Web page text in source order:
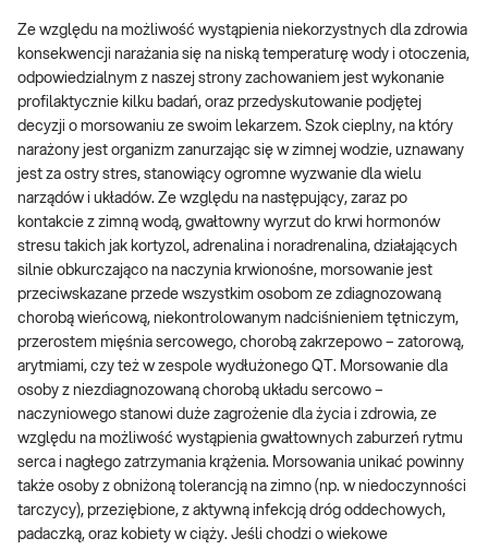
Ze względu na możliwość wystąpienia niekorzystnych dla zdrowia
konsekwencji narażania się na niską temperaturę wody i otoczenia,
odpowiedzialnym z naszej strony zachowaniem jest wykonanie
profilaktycznie kilku badań, oraz przedyskutowanie podjętej
decyzji o morsowaniu ze swoim lekarzem. Szok cieplny, na który
narażony jest organizm zanurzając się w zimnej wodzie, uznawany
jest za ostry stres, stanowiący ogromne wyzwanie dla wielu
narządów i układów. Ze względu na następujący, zaraz po
kontakcie z zimną wodą, gwałtowny wyrzut do krwi hormonów
stresu takich jak kortyzol, adrenalina i noradrenalina, działających
silnie obkurczająco na naczynia krwionośne, morsowanie jest
przeciwskazane przede wszystkim osobom ze zdiagnozowaną
chorobą wieńcową, niekontrolowanym nadciśnieniem tętniczym,
przerostem mięśnia sercowego, chorobą zakrzepowo – zatorową,
arytmiami, czy też w zespole wydłużonego QT. Morsowanie dla
osoby z niezdiagnozowaną chorobą układu sercowo –
naczyniowego stanowi duże zagrożenie dla życia i zdrowia, ze
względu na możliwość wystąpienia gwałtownych zaburzeń rytmu
serca i nagłego zatrzymania krążenia. Morsowania unikać powinny
także osoby z obniżoną tolerancją na zimno (np. w niedoczynności
tarczycy), przeziębione, z aktywną infekcją dróg oddechowych,
padaczką, oraz kobiety w ciąży. Jeśli chodzi o wiekowe